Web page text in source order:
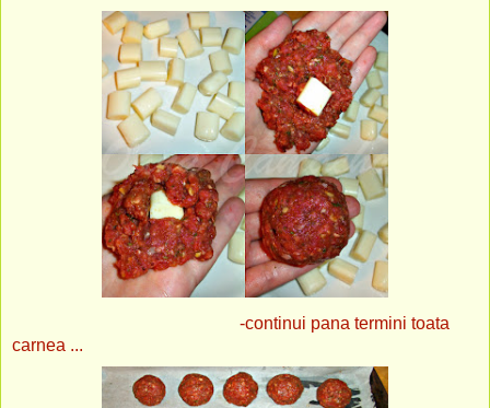
-continui pana termini toata
carnea ...